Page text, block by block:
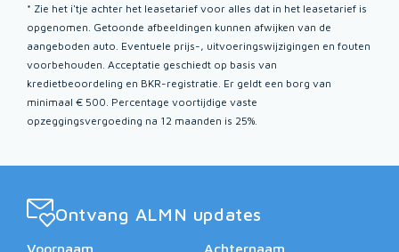
* Zie het i'tje achter het leasetarief voor alles dat in het leasetarief is
opgenomen. Getoonde afbeeldingen kunnen afwijken van de
aangeboden auto. Eventuele prijs-, uitvoeringswijzigingen en fouten
voorbehouden. Acceptatie geschiedt op basis van
kredietbeoordeling en BKR-registratie. Er geldt een borg van
minimaal € 500. Percentage voortijdige vaste
opzeggingsvergoeding na 12 maanden is 25%.
Ontvang ALMN updates